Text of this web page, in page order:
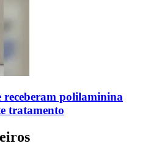
receberam polilaminina
tratamento